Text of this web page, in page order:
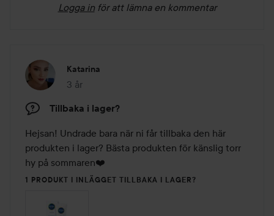
Logga in för att lämna en kommentar
Katarina
3 år
Inlägget skapades 3 år
Tillbaka i lager?
Hejsan! Undrade bara när ni får tillbaka den här
produkten i lager? Bästa produkten för känslig torr
hy på sommaren❤️
1 PRODUKT I INLÄGGET TILLBAKA I LAGER?